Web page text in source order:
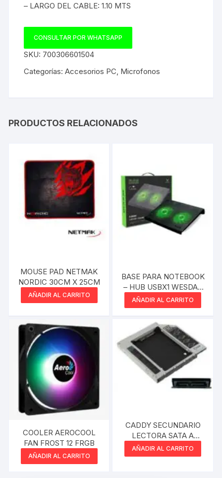
– LARGO DEL CABLE: 1.10 MTS
CONSULTAR POR WHATSAPP
SKU: 700306601504
Categorías:Accesorios PC Microfonos
PRODUCTOS RELACIONADOS
MOUSE PAD NETMAK
NORDIC 30CM X 25CM
AÑADIR AL CARRITO
BASE PARA NOTEBOOK
– HUB USBX1 WESDAR
COOLER PAD
AÑADIR AL CARRITO
COOLER AEROCOOL
FAN FROST 12 FRGB
AÑADIR AL CARRITO
CADDY SECUNDARIO
LECTORA SATA A
DISCO SATA 2.5 12.7MM
AÑADIR AL CARRITO